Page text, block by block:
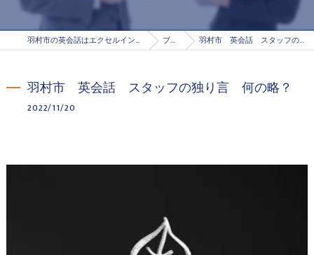
羽村市の英会話はエクセルイングリッシュクラブ ブログ 羽村市 英会話 スタッフの独り言 何の略？
羽村市 英会話 スタッフの独り言 何の略？
2022/11/20